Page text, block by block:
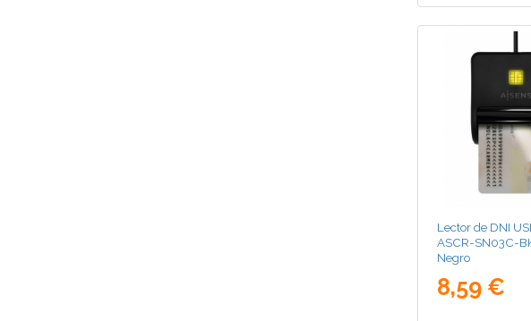
Lector de DNI
ASCR-SN03C-
Negro
8,59 €